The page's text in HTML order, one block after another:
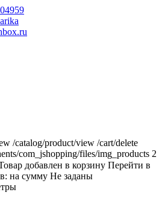
/catalog/product/view /cart/delete
com_jshopping/files/img_products 2
добавлен в корзину Перейти в
на сумму Не заданы